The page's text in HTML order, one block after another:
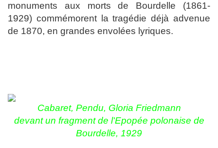
monuments aux morts de Bourdelle (1861-
1929) commémorent la tragédie déjà advenue
de 1870, en grandes envolées lyriques.
Cabaret, Pendu, Gloria Friedmann
devant un fragment de l'Epopée polonaise de
Bourdelle, 1929